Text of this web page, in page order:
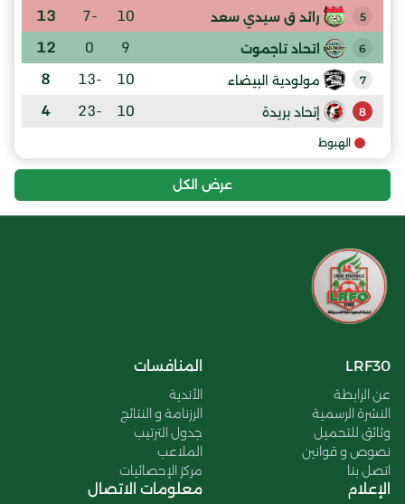
5 رائد ق سيدي سعد 10
-7
13
6 اتحاد تاجموت 9
0
12
7 مولودية البيضاء 10
-13
8
8 إتحاد بريدة 10
-23
4
الهبوط
عرض الكل
LRF30
عن الرابطة
النشرة الرسمية
وثائق للتحميل
نصوص و قوانين
اتصل بنا
المنافسات
الأندية
الرزنامة و النتائج
جدول الترتيب
الملاعب
مركز الإحصائيات
الإعلام معلومات الاتصال